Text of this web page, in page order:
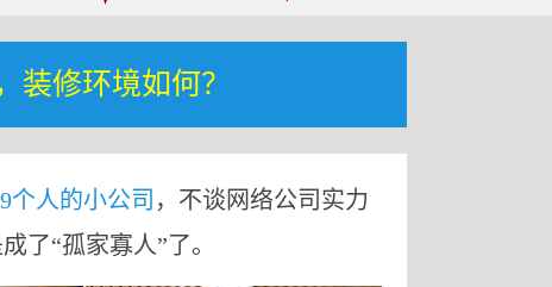
装修环境如何？
个人的小公司 ，不谈网络公司实力
了“孤家寡人”了。